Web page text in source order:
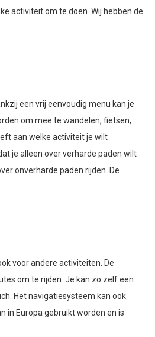
activiteit om te doen. Wij hebben de
een vrij eenvoudig menu kan je
om mee te wandelen, fietsen,
aan welke activiteit je wilt
je alleen over verharde paden wilt
onverharde paden rijden. De
voor andere activiteiten. De
om te rijden. Je kan zo zelf een
Het navigatiesysteem kan ook
in Europa gebruikt worden en is